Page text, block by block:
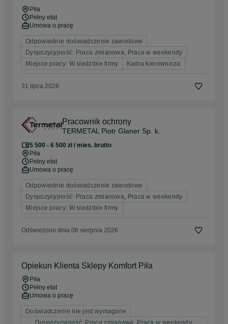
Piła
Pełny etat
Umowa o pracę
Odpowiednie doświadczenie zawodowe
Dyspozycyjność: Praca zmianowa, Praca w weekendy
Miejsce pracy: W siedzibie firmy
Kadra kierownicza
31 lipca 2026
Pracownik ochrony
TERMETAL Piotr Glaner Sp. k.
5 500 - 6 500 zł / mies. brutto
Piła
Pełny etat
Umowa o pracę
Odpowiednie doświadczenie zawodowe
Dyspozycyjność: Praca zmianowa, Praca w weekendy
Miejsce pracy: W siedzibie firmy
Odświeżono dnia 06 sierpnia 2026
Opiekun Klienta Sklepy Komfort Piła
Piła
Pełny etat
Umowa o pracę
Doświadczenie nie jest wymagane